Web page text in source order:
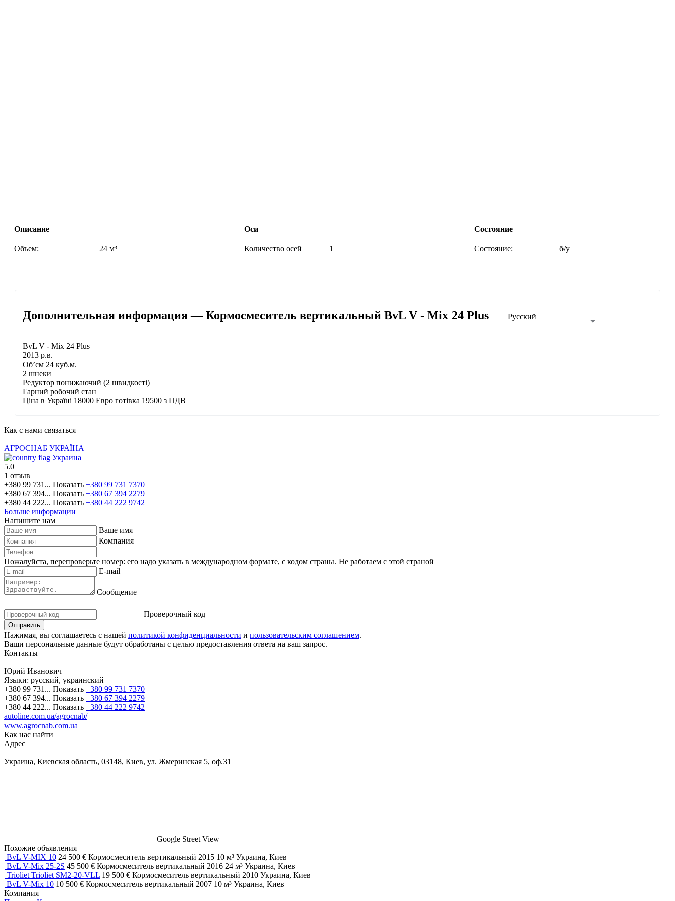
Описание
Объем: 24 м³
Оси
Количество осей 1
Состояние
Состояние: б/у
Дополнительная информация — Кормосмеситель вертикальный BvL V - Mix 24 Plus Русский
BvL V - Mix 24 Plus
2013 р.в.
Об’єм 24 куб.м.
2 шнеки
Редуктор понижаючий (2 швидкості)
Гарний робочий стан
Ціна в Україні 18000 Евро готівка 19500 з ПДВ
Как с нами связаться
АГРОСНАБ УКРАЇНА
Украина
5.0
1 отзыв
+380 99 731... Показать +380 99 731 7370
+380 67 394... Показать +380 67 394 2279
+380 44 222... Показать +380 44 222 9742
Больше информации
Напишите нам
Ваше имя
Компания
Пожалуйста, перепроверьте номер: его надо указать в международном формате, с кодом страны. Не работаем с этой страной
E-mail
Сообщение
Проверочный код
Нажимая, вы соглашаетесь с нашей политикой конфиденциальности и пользовательским соглашением.
Ваши персональные данные будут обработаны с целью предоставления ответа на ваш запрос.
Контакты
Юрий Иванович
Языки: русский, украинский
+380 99 731... Показать +380 99 731 7370
+380 67 394... Показать +380 67 394 2279
+380 44 222... Показать +380 44 222 9742
autoline.com.ua/agrocnab/
www.agrocnab.com.ua
Как нас найти
Адрес
Украина, Киевская область, 03148, Киев, ул. Жмеринская 5, оф.31
Google Street View
Похожие объявления
BvL V-MIX 10 24 500 € Кормосмеситель вертикальный 2015 10 м³ Украина, Киев
BvL V-Mix 25-2S 45 500 € Кормосмеситель вертикальный 2016 24 м³ Украина, Киев
Trioliet Trioliet SM2-20-VLL 19 500 € Кормосмеситель вертикальный 2010 Украина, Киев
BvL V-Mix 10 10 500 € Кормосмеситель вертикальный 2007 10 м³ Украина, Киев
Компания